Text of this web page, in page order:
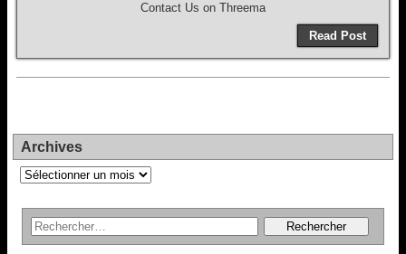
Contact Us on Threema
Read Post
Archives
Archives